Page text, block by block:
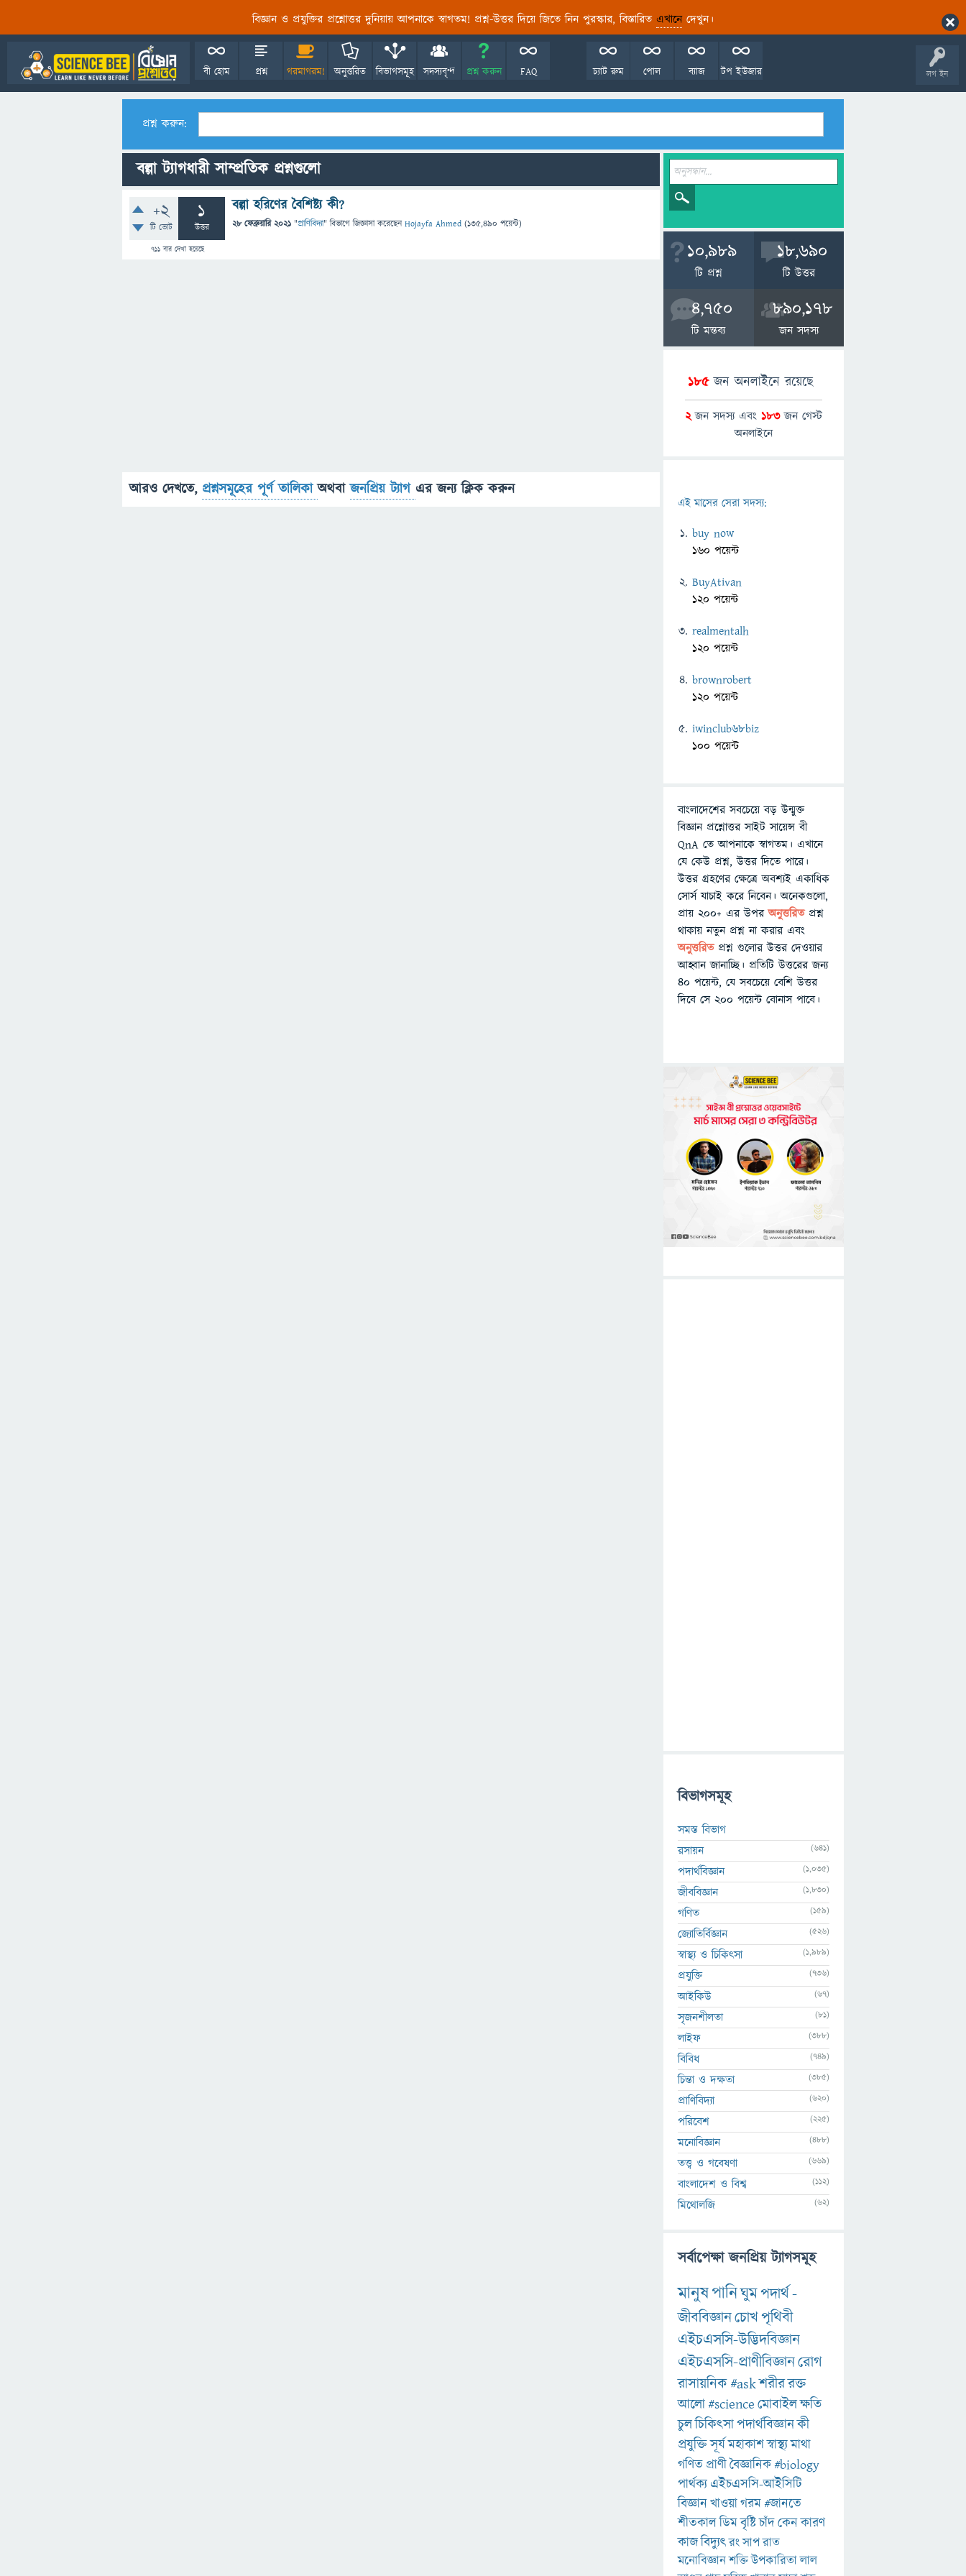
বিজ্ঞান ও প্রযুক্তির প্রশ্নোত্তর দুনিয়ায় আপনাকে স্বাগতম! প্রশ্ন-উত্তর দিয়ে জিতে নিন পুরস্কার, বিস্তারিত এখানেদেখুন।
লগ ইন
বী হোম প্রশ্ন গরমাগরম! অনুত্তরিত বিভাগসমূহ সদস্যবৃন্দ প্রশ্ন করুন FAQ টপ ইউজার
ব্যাজ
পোল
চ্যাট রুম
প্রশ্ন করুন:
বল্গা ট্যাগধারী সাম্প্রতিক প্রশ্নগুলো
+2
টি ভোট
1
উত্তর
711বার দেখা হয়েছে
বল্গা হরিণের বৈশিষ্ট্য কী?
28 ফেব্রুয়ারি 2021 "প্রাণিবিদ্যা" বিভাগে জিজ্ঞাসাকরেছেনHojayfa Ahmed (135,490 পয়েন্ট)
আরও দেখতে, প্রশ্নসমূহের পূর্ণ তালিকাঅথবাজনপ্রিয় ট্যাগ এর জন্য ক্লিক করুন
10,989
টি প্রশ্ন
18,690
টি উত্তর
4,750
টি মন্তব্য
890,178
জন সদস্য
185জন অনলাইনে রয়েছে
2জন সদস্য এবং 183জন গেস্ট
অনলাইনে
এই মাসের সেরা সদস্য:
buy now
160 পয়েন্ট
BuyAtivan
120 পয়েন্ট
realmentalh
120 পয়েন্ট
brownrobert
120 পয়েন্ট
iwinclub68biz
100 পয়েন্ট
বাংলাদেশের সবচেয়ে বড় উন্মুক্ত
বিজ্ঞান প্রশ্নোত্তর সাইট সায়েন্স বী
QnA তে আপনাকে স্বাগতম। এখানে
যে কেউ প্রশ্ন, উত্তর দিতে পারে।
উত্তর গ্রহণের ক্ষেত্রে অবশ্যই একাধিক
সোর্স যাচাই করে নিবেন। অনেকগুলো,
প্রায় ২০০+ এর উপরঅনুত্তরিতপ্রশ্ন
থাকায় নতুন প্রশ্ন না করার এবং
অনুত্তরিত প্রশ্ন গুলোর উত্তর দেওয়ার
আহ্বান জানাচ্ছি। প্রতিটি উত্তরের জন্য
৪০ পয়েন্ট, যে সবচেয়ে বেশি উত্তর
দিবে সে ২০০ পয়েন্ট বোনাস পাবে।
বিভাগসমূহ
সমস্ত বিভাগ
রসায়ন
(641)
পদার্থবিজ্ঞান (1,035)
জীববিজ্ঞান (1,830)
গণিত (159)
জ্যোতির্বিজ্ঞান (526)
স্বাস্থ্য ও চিকিৎসা (1,989)
প্রযুক্তি (736)
আইকিউ (67)
সৃজনশীলতা (81)
লাইফ (388)
বিবিধ (749)
চিন্তা ও দক্ষতা (385)
প্রাণিবিদ্যা (620)
পরিবেশ (225)
মনোবিজ্ঞান (488)
তত্ত্ব ও গবেষণা (669)
বাংলাদেশ ও বিশ্ব (112)
মিথোলজি (62)
সর্বাপেক্ষা জনপ্রিয় ট্যাগসমূহ
মানুষপানিঘুমপদার্থ-
জীববিজ্ঞানচোখপৃথিবী
এইচএসসি-উদ্ভিদবিজ্ঞান
এইচএসসি-প্রাণীবিজ্ঞানরোগ
রাসায়নিক#askশরীররক্ত
আলো#scienceমোবাইলক্ষতি
চুলচিকিৎসাপদার্থবিজ্ঞানকী
প্রযুক্তিসূর্যমহাকাশস্বাস্থ্যমাথা
গণিত প্রাণীবৈজ্ঞানিক#biology
পার্থক্য এইচএসসি-আইসিটি
বিজ্ঞানখাওয়াগরম#জানতে
শীতকালডিমবৃষ্টিচাঁদকেনকারণ
কাজবিদ্যুৎরংসাপরাত
মনোবিজ্ঞানশক্তিউপকারিতালাল